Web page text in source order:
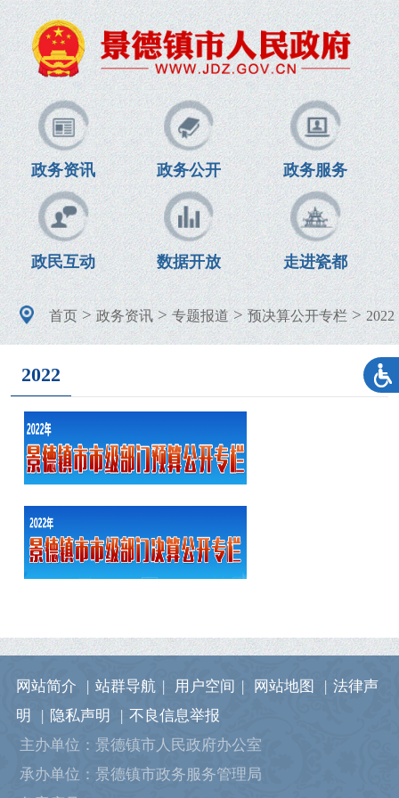
政务资讯 政务公开 政务服务
政民互动 数据开放 走进瓷都
首页>政务资讯>专题报道>预决算公开专栏>2022
2022
网站简介 站群导航 用户空间 网站地图
法律声
明
隐私声明
不良信息举报
主办单位：景德镇市人民政府办公室
承办单位：景德镇市政务服务管理局